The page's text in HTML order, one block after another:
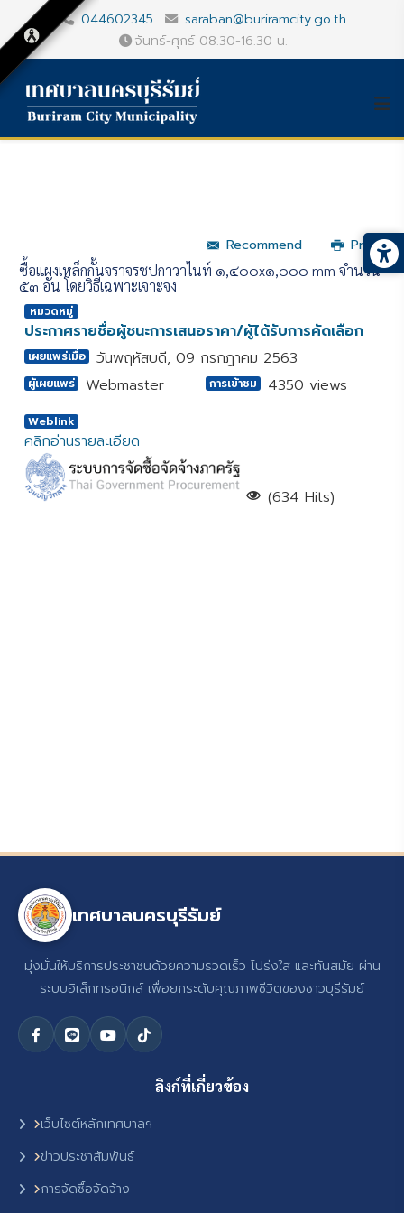
044602345
saraban@buriramcity.go.th
จันทร์-ศุกร์ 08.30-16.30 น.
Recommend
Print
ซื้อแผงเหล็กกั้นจราจรชุปกาวาไนท์ ๑,๔๐๐x๑,๐๐๐ mm จำนวน
๕๓ อัน โดยวิธีเฉพาะเจาะจง
หมวดหมู่
ประกาศรายชื่อผู้ชนะการเสนอราคา/ผู้ได้รับการคัดเลือก
เผยแพร่เมื่อ วันพฤหัสบดี, 09 กรกฎาคม 2563
ผู้เผยแพร่ Webmaster การเข้าชม 4350 views
Weblink
คลิกอ่านรายละเอียด
(634 Hits)
เทศบาลนครบุรีรัมย์
มุ่งมั่นให้บริการประชาชนด้วยความรวดเร็ว โปร่งใส และทันสมัย ผ่าน
ระบบอิเล็กทรอนิกส์ เพื่อยกระดับคุณภาพชีวิตของชาวบุรีรัมย์
ลิงก์ที่เกี่ยวข้อง
เว็บไซต์หลักเทศบาลฯ
ข่าวประชาสัมพันธ์
การจัดซื้อจัดจ้าง